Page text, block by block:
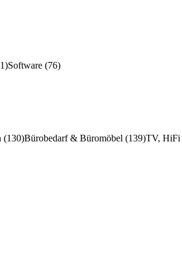
Software (76)
(130)Bürobedarf & Büromöbel (139)TV, HiFi